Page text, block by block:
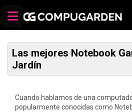
Las mejores Notebook
Jardín
Cuando hablamos de una
popularmente conocidas como